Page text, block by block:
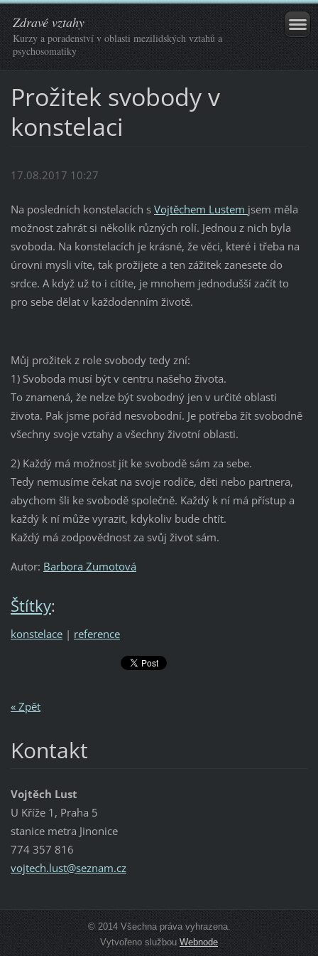
Zdravé vztahy
Kurzy a poradenství v oblasti mezilidských vztahů a
psychosomatiky
Prožitek svobody v
konstelaci
17.08.2017 10:27
Na posledních konstelacích s Vojtěchem Lustem jsem měla
možnost zahrát si několik různých rolí. Jednou z nich byla
svoboda. Na konstelacích je krásné, že věci, které i třeba na
úrovni mysli víte, tak prožijete a ten zážitek zanesete do
srdce. A když už to i cítíte, je mnohem jednodušší začít to
pro sebe dělat v každodenním životě.
Můj prožitek z role svobody tedy zní:
1) Svoboda musí být v centru našeho života.
To znamená, že nelze být svobodný jen v určité oblasti
života. Pak jsme pořád nesvobodní. Je potřeba žít svobodně
všechny svoje vztahy a všechny životní oblasti.
2) Každý má možnost jít ke svobodě sám za sebe.
Tedy nemusíme čekat na svoje rodiče, děti nebo partnera,
abychom šli ke svobodě společně. Každý k ní má přístup a
každý k ní může vyrazit, kdykoliv bude chtít.
Každý má zodpovědnost za svůj život sám.
Autor: Barbora Zumotová
Štítky:
konstelace | reference
« Zpět
Kontakt
Vojtěch Lust
U Kříže 1, Praha 5
stanice metra Jinonice
774 357 816
vojtech.lust@seznam.cz
© 2014 Všechna práva vyhrazena.
Vytvořeno službouWebnode